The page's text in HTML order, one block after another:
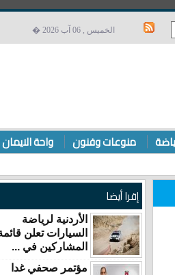
الخميس , 06 آب 2026 �
منوعات وفنون واحة الايمان
الأردنية لرياضة
السيارات تعلن قائمة
المشاركين في ...
مؤتمر صحفي غدا